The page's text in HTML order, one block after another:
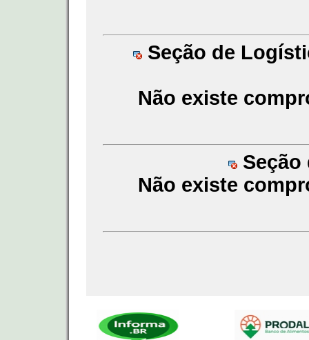
Seção de
Não existe
Seção
Não existe